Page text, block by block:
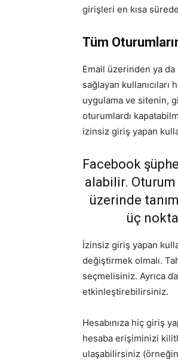
girişleri en kısa
Tüm
Email üzerinden ya
sağlayan
uygulama ve sitenin,
oturumlardı
izinsiz giriş yapan
Facebook
alabilir.
üzerinde
üç
İzinsiz giriş yapan
değiştirmek olmalı.
seçmelisiniz. Ayrıca
etkinleştirebilirsiniz.
Hesabınıza hiç giriş
hesaba erişiminizi
ulaşabilirsiniz